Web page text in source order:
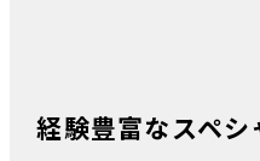
経験豊富なスペシ